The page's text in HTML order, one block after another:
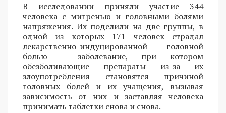
В исследовании приняли участие 344
человека с мигренью и головными болями
напряжения. Их поделили на две группы, в
одной из которых 171 человек страдал
лекарственно-индуцированной головной
болью - заболевание, при котором
обезболивающие препараты из-за их
злоупотребления становятся причиной
головных болей и их учащения, вызывая
зависимость от них и заставляя человека
принимать таблетки снова и снова.